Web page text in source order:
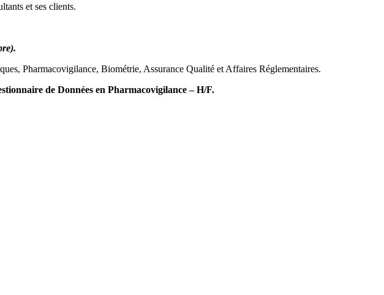
et ses clients.
Pharmacovigilance, Biométrie, Assurance Qualité et Affaires Réglementaires.
de Données en Pharmacovigilance – H/F.